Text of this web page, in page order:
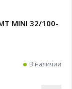
MINI 32/100-
В наличии